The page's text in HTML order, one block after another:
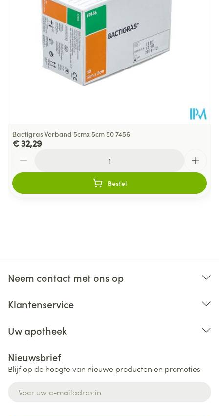
Bactigras Verband 5cmx 5cm 50 7456
€ 32,29
Bestel
Neem contact met ons op
Klantenservice
Uw apotheek
Nieuwsbrief
Blijf op de hoogte van nieuwe producten en promoties